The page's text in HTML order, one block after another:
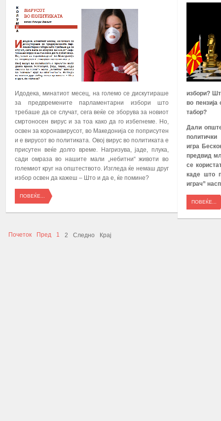
Идодека, минатиот месец, на големо се дискутираше
за предвремените парламентарни избори што
требаше да се случат, сега веќе се зборува за новиот
смртоносен вирус и за тоа како да го избегнеме. Но,
освен за коронавирусот, во Македонија се поприсутен
и е вирусот во политиката. Овој вирус во политиката е
присутен веќе долго време. Нагризува, јаде, плука,
сади омраза во нашите мали „небитни“ животи во
големиот круг на општеството. Изгледа ќе немаш друг
избор освен да кажеш – Што и да е, ќе помине?
ПОВЕЌЕ...
избори?
во пензија
табор?
Дали о
игра
предвид
се
каде што
играч”
ПОВЕЌЕ...
Почеток Пред 1 2 Следно Крај